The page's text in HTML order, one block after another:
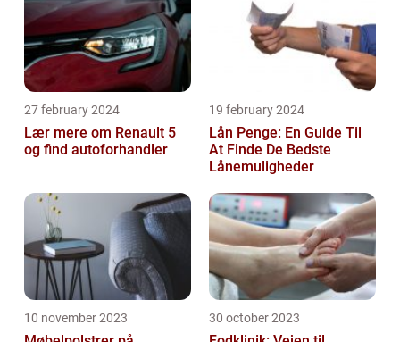
27 february 2024
Lær mere om Renault 5
og find autoforhandler
19 february 2024
Lån Penge: En Guide Til
At Finde De Bedste
Lånemuligheder
10 november 2023 30 october 2023